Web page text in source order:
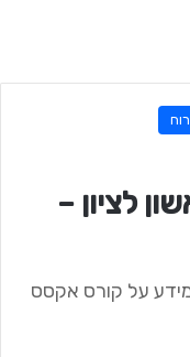
לציון –
על קורס אקסס